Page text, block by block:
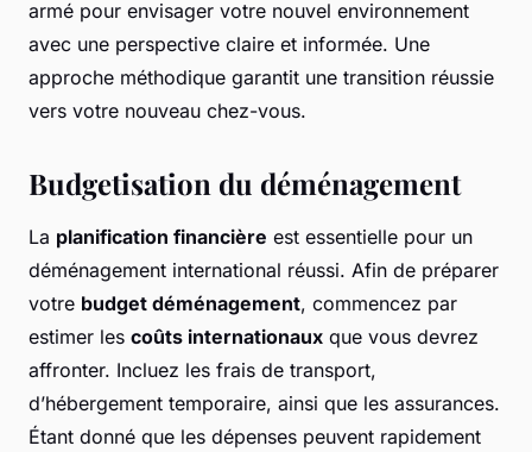
armé pour envisager votre nouvel environnement
avec une perspective claire et informée. Une
approche méthodique garantit une transition réussie
vers votre nouveau chez-vous.
Budgetisation du déménagement
La planification financière est essentielle pour un
déménagement international réussi. Afin de préparer
votre budget déménagement, commencez par
estimer les coûts internationaux que vous devrez
affronter. Incluez les frais de transport,
d’hébergement temporaire, ainsi que les assurances.
Étant donné que les dépenses peuvent rapidement